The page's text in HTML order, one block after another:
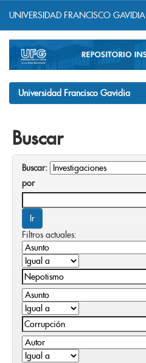
navigation
UNIVERSIDAD FRANCISCO GAVIDIA
Universidad Francisco Gavidia
Buscar
Buscar:
por
Filtros actuales: